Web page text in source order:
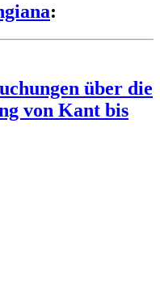
:
über die
von Kant bis